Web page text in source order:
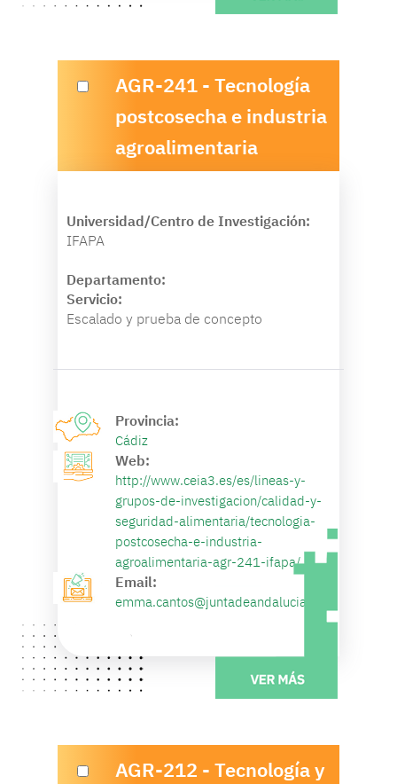
AGR-241 - Tecnología
postcosecha e industria
agroalimentaria
Universidad/Centro de Investigación:
IFAPA
Departamento:
Servicio:
Escalado y prueba de concepto
Provincia:
Cádiz
Web:
http://www.ceia3.es/es/lineas-y-
grupos-de-investigacion/calidad-y-
seguridad-alimentaria/tecnologia-
postcosecha-e-industria-
agroalimentaria-agr-241-ifapa/
Email:
emma.cantos@juntadeandalucia.es
AGR-212 - Tecnología y